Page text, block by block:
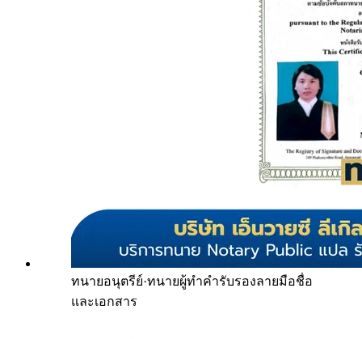
ทนายอนุตรีย์·ทนายผู้ทำคำรับรองลายมือชื่อ
และเอกสาร